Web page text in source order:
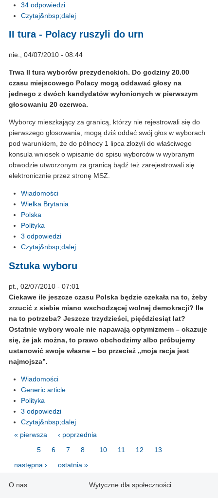
34 odpowiedzi
Czytaj&nbsp;dalej
II tura - Polacy ruszyli do urn
nie., 04/07/2010 - 08:44
Trwa II tura wyborów prezydenckich. Do godziny 20.00
czasu miejscowego Polacy mogą oddawać głosy na
jednego z dwóch kandydatów wyłonionych w pierwszym
głosowaniu 20 czerwca.
Wyborcy mieszkający za granicą, którzy nie rejestrowali się do
pierwszego głosowania, mogą dziś oddać swój głos w wyborach
pod warunkiem, że do północy 1 lipca złożyli do właściwego
konsula wniosek o wpisanie do spisu wyborców w wybranym
obwodzie utworzonym za granicą bądź też zarejestrowali się
elektronicznie przez stronę MSZ.
Wiadomości
Wielka Brytania
Polska
Polityka
3 odpowiedzi
Czytaj&nbsp;dalej
Sztuka wyboru
pt., 02/07/2010 - 07:01
Ciekawe ile jeszcze czasu Polska będzie czekała na to, żeby
zrzucić z siebie miano wschodzącej wolnej demokracji? Ile
na to potrzeba? Jeszcze trzydzieści, pięćdziesiąt lat?
Ostatnie wybory wcale nie napawają optymizmem – okazuje
się, że jak można, to prawo obchodzimy albo próbujemy
ustanowić swoje własne – bo przecież „moja racja jest
najmojsza”.
Wiadomości
Generic article
Polityka
3 odpowiedzi
Czytaj&nbsp;dalej
« pierwsza
‹ poprzednia
5 6 7 8 10 11 12 13
następna ›
ostatnia »
O nas Wytyczne dla społeczności